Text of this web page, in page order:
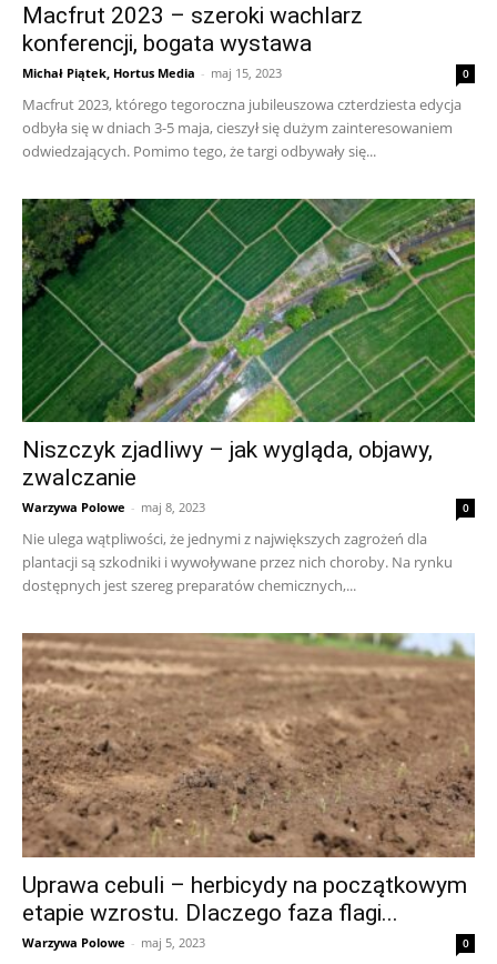
Macfrut 2023 – szeroki wachlarz
konferencji, bogata wystawa
Michał Piątek, Hortus Media - maj 15, 2023 0
Macfrut 2023, którego tegoroczna jubileuszowa czterdziesta edycja
odbyła się w dniach 3-5 maja, cieszył się dużym zainteresowaniem
odwiedzających. Pomimo tego, że targi odbywały się...
Niszczyk zjadliwy – jak wygląda, objawy,
zwalczanie
Warzywa Polowe - maj 8, 2023 0
Nie ulega wątpliwości, że jednymi z największych zagrożeń dla
plantacji są szkodniki i wywoływane przez nich choroby. Na rynku
dostępnych jest szereg preparatów chemicznych,...
Uprawa cebuli – herbicydy na początkowym
etapie wzrostu. Dlaczego faza flagi...
Warzywa Polowe - maj 5, 2023 0